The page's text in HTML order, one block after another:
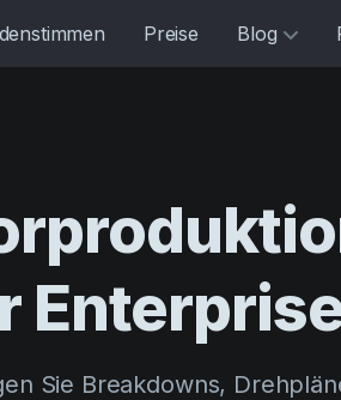
Preise Blog
Sie Breakdowns,